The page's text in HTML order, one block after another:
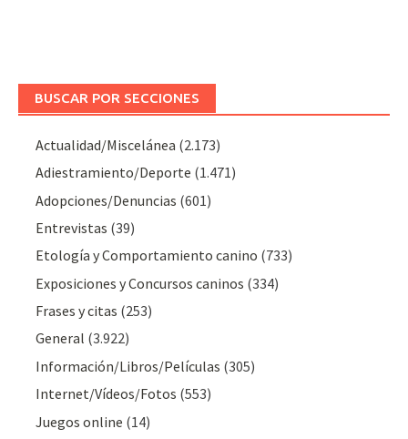
BUSCAR POR SECCIONES
Actualidad/Miscelánea (2.173)
Adiestramiento/Deporte (1.471)
Adopciones/Denuncias (601)
Entrevistas (39)
Etología y Comportamiento canino (733)
Exposiciones y Concursos caninos (334)
Frases y citas (253)
General (3.922)
Información/Libros/Películas (305)
Internet/Vídeos/Fotos (553)
Juegos online (14)